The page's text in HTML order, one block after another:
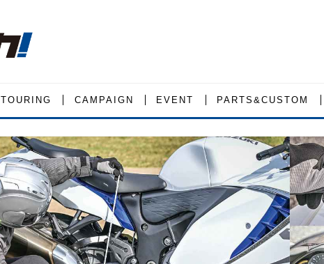
TOURING CAMPAIGN EVENT PARTS&CUSTOM